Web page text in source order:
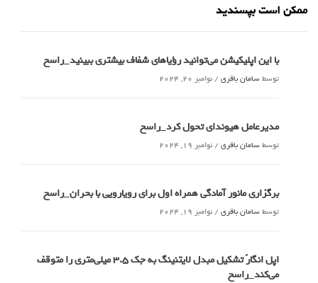
ممکن است بپسندید
با این اپلیکیشن می‌توانید رؤیاهای شفاف بیشتری ببینید_راسخ
توسطسامان باقری / نوامبر 20, 2024
مدیرعامل هیوندای تحول کرد_راسخ
توسطسامان باقری / نوامبر 19, 2024
برگزاری مانور آمادگی همراه اول برای رویارویی با بحران_راسخ
توسطسامان باقری / نوامبر 19, 2024
اپل انگارً تشکیل مبدل لایتنینگ به جک ۳.۵ میلی‌متری را متوقف
می‌کند_راسخ